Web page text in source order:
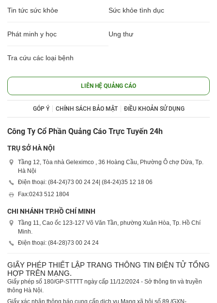
Tin tức sức khỏe Sức khỏe tình dục
Phát minh y học Ung thư
Tra cứu các loại bệnh
LIÊN HỆ QUẢNG CÁO
GÓP Ý CHÍNH SÁCH BẢO MẬT ĐIỀU KHOẢN SỬ DỤNG
Công Ty Cổ Phần Quảng Cáo Trực Tuyến 24h
TRỤ SỞ HÀ NỘI
Tầng 12, Tòa nhà Geleximco , 36 Hoàng Cầu, Phường Ô chợ Dừa, Tp.
Hà Nội
Điện thoại: (84-24)73 00 24 24| (84-24)35 12 18 06
Fax:0243 512 1804
CHI NHÁNH TP.HỒ CHÍ MINH
Tầng 11, Cao ốc 123-127 Võ Văn Tần, phường Xuân Hòa, Tp. Hồ Chí
Minh.
Điện thoại: (84-28)73 00 24 24
GIẤY PHÉP THIẾT LẬP TRANG THÔNG TIN ĐIỆN TỬ TỔNG
HỢP TRÊN MẠNG.
Giấy phép số 180/GP-STTTT ngày cấp 11/12/2024 - Sở thông tin và truyền
thông Hà Nội.
Giấy xác nhận thông báo cung cấp dịch vụ Mạng xã hội số 89 /GXN-